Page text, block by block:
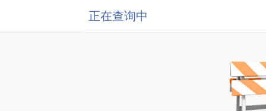
正在查询中